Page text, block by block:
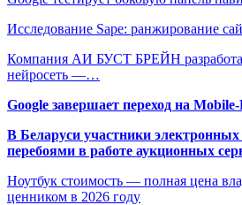
Исследование Sape: ранжирование
Компания АИ БУСТ БРЕЙН
нейросеть —…
Google завершает переход на
В Беларуси участники электронных
перебоями в работе аукционных
Ноутбук стоимость — полная цена
ценником в 2026 году